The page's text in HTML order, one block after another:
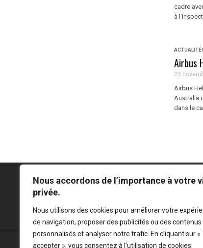
Nous accordons de l’importance à votre
privée.
Nous utilisons des cookies pour améliorer votre
de navigation, proposer des publicités ou des contenus
personnalisés et analyser notre trafic. En cliquant sur «
accepter », vous consentez à l’utilisation de cookies.
cadre
à
Airbus
23
Airbus
Australia
dans le
Mentions légales -Politique de confidentialité